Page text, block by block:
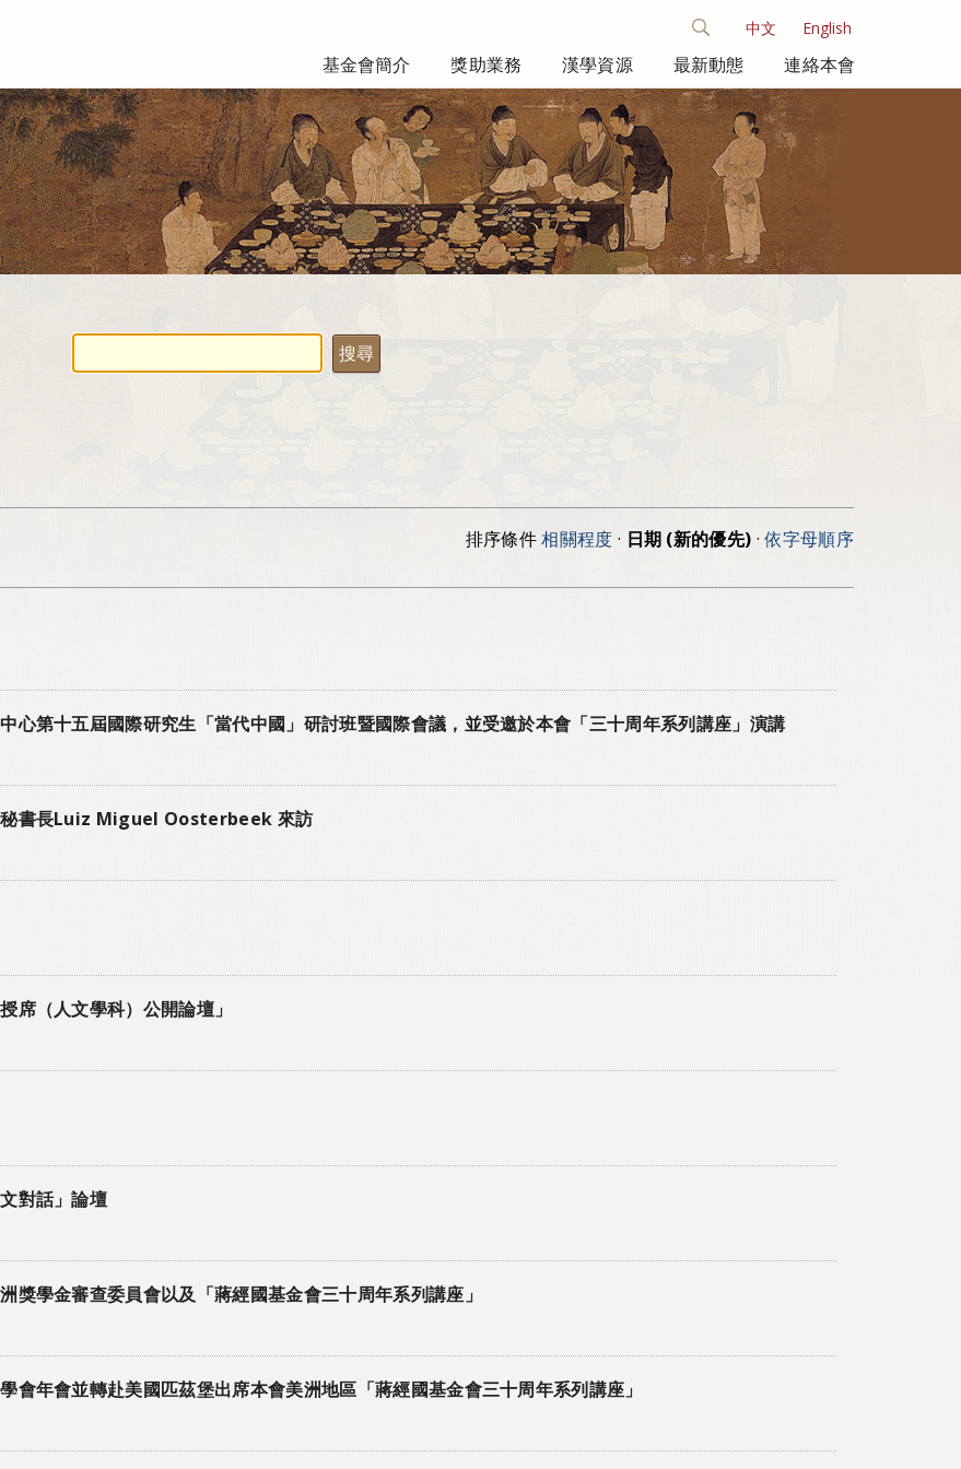
中文 English
基金會簡介 獎助業務 漢學資源 最新動態 連絡本會
排序條件相關程度 · 日期 (新的優先) · 依字母順序
心第十五屆國際研究生「當代中國」研討班暨國際會議，並受邀於本會「三十周年系列講座」演講
秘書長Luiz Miguel Oosterbeek 來訪
席（人文學科）公開論壇」
對話」論壇
獎學金審查委員會以及「蔣經國基金會三十周年系列講座」
會年會並轉赴美國匹茲堡出席本會美洲地區「蔣經國基金會三十周年系列講座」